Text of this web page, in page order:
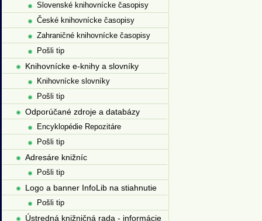
Slovenské knihovnícke časopisy
České knihovnícke časopisy
Zahraničné knihovnícke časopisy
Pošli tip
Knihovnícke e-knihy a slovníky
Knihovnícke slovníky
Pošli tip
Odporúčané zdroje a databázy
Encyklopédie Repozitáre
Pošli tip
Adresáre knižníc
Pošli tip
Logo a banner InfoLib na stiahnutie
Pošli tip
Ústredná knižničná rada - informácie